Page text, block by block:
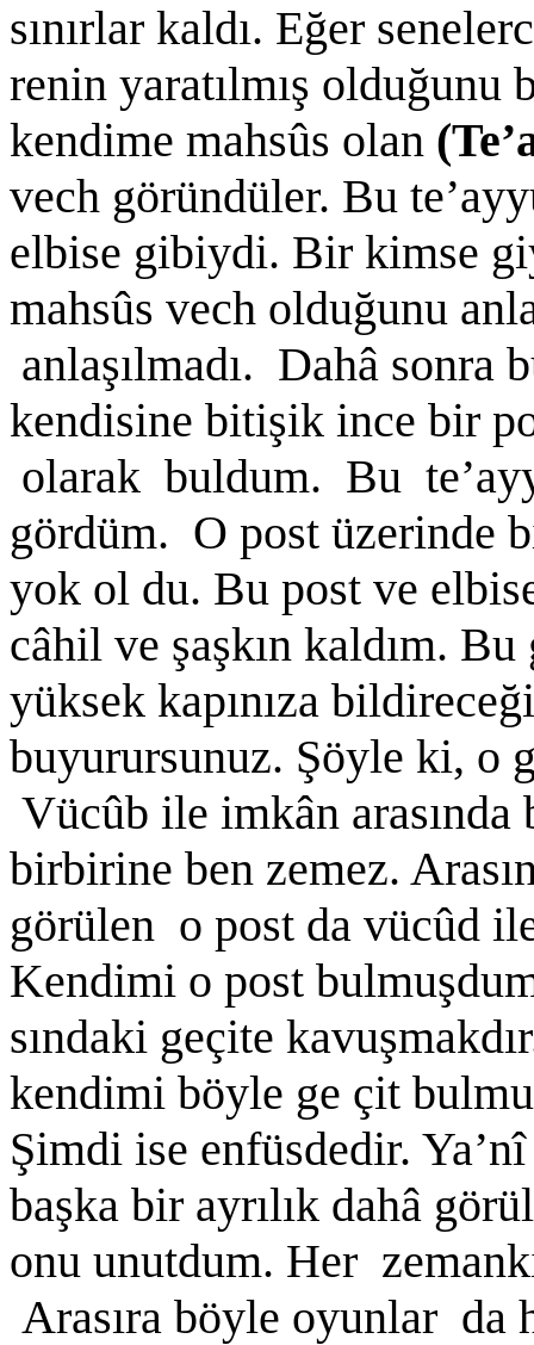
sınırlar kaldı. Eğer
renin yaratılmış
kendime mahsûs olan
vech göründüler. Bu
elbise gibiydi. Bir kimse
mahsûs vech olduğunu
anlaşılmadı. Dahâ sonra
kendisine bitişik ince bir
olarak buldum. Bu
gördüm. O post üzerinde
yok ol du. Bu post ve
câhil ve şaşkın kaldım. Bu
yüksek kapınıza
buyurursunuz. Şöyle ki, o
Vücûb ile imkân
birbirine ben zemez.
görülen o post da vücûd
Kendimi o post
sındaki geçite
kendimi böyle ge çit
Şimdi ise enfüsdedir.
başka bir ayrılık dahâ
onu unutdum. Her
Arasıra böyle oyunlar